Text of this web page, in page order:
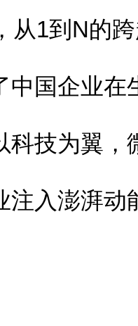
从1到N的
中国企业
科技为翼
注入澎湃